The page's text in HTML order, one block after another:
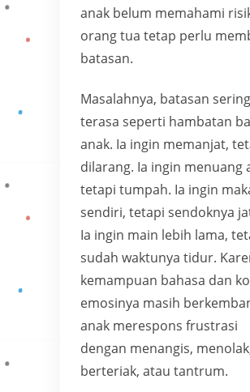
anak belum memahami
orang tua tetap perlu
batasan.
Masalahnya, batasan sering
terasa seperti hambatan
anak. Ia ingin memanjat,
dilarang. Ia ingin menuang
tetapi tumpah. Ia ingin
sendiri, tetapi sendoknya
Ia ingin main lebih lama,
sudah waktunya tidur.
kemampuan bahasa dan
emosinya masih
anak merespons frustrasi
dengan menangis,
berteriak, atau tantrum.